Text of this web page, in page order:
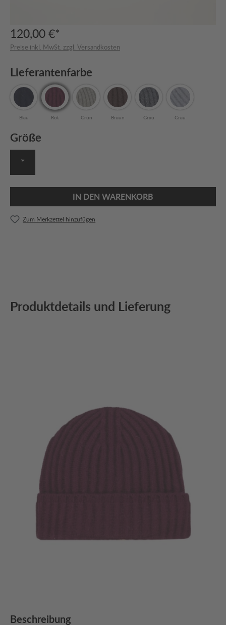
120,00 €*
Preise inkl. MwSt. zzgl. Versandkosten
Lieferantenfarbe
Blau Rot Grün Braun Grau Grau
Größe
*
IN DEN WARENKORB
Zum Merkzettel hinzufügen
Produktdetails und Lieferung
Beschreibung